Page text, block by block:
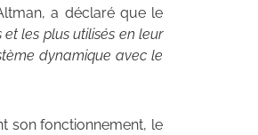
a déclaré que le
les plus utilisés en leur
dynamique avec le
son fonctionnement, le